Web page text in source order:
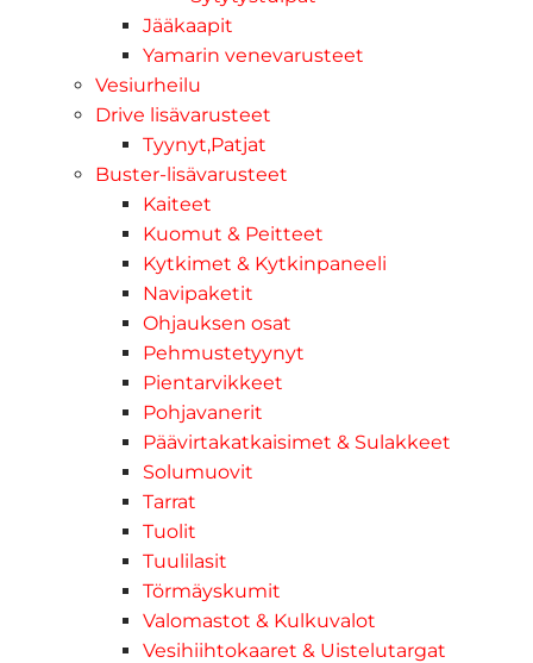
Jääkaapit
Yamarin venevarusteet
Vesiurheilu
Drive lisävarusteet
Tyynyt,Patjat
Buster-lisävarusteet
Kaiteet
Kuomut & Peitteet
Kytkimet & Kytkinpaneeli
Navipaketit
Ohjauksen osat
Pehmustetyynyt
Pientarvikkeet
Pohjavanerit
Päävirtakatkaisimet & Sulakkeet
Solumuovit
Tarrat
Tuolit
Tuulilasit
Törmäyskumit
Valomastot & Kulkuvalot
Vesihiihtokaaret & Uistelutargat